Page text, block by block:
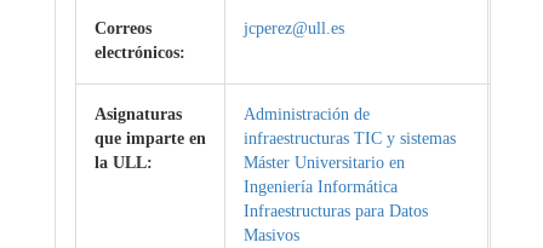
Correos
electrónicos:
jcperez@ull.es
Asignaturas
que imparte en
la ULL:
Administración de
infraestructuras TIC y sistemas
Máster Universitario en
Ingeniería Informática
Infraestructuras para Datos
Masivos